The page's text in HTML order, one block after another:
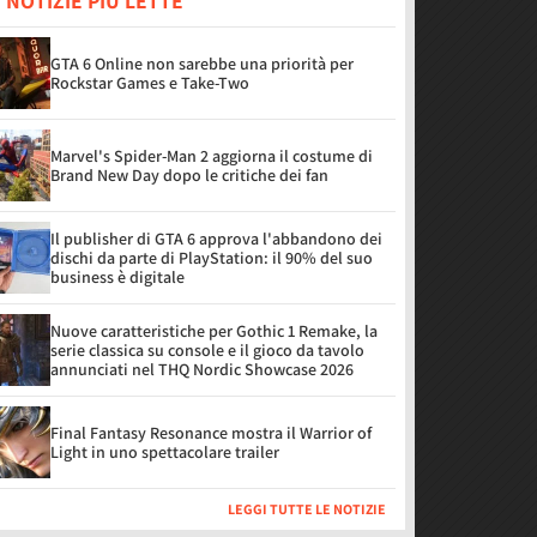
GTA 6 Online non sarebbe una priorità per
Rockstar Games e Take-Two
Marvel's Spider-Man 2 aggiorna il costume di
Brand New Day dopo le critiche dei fan
Il publisher di GTA 6 approva l'abbandono dei
dischi da parte di PlayStation: il 90% del suo
business è digitale
Nuove caratteristiche per Gothic 1 Remake, la
serie classica su console e il gioco da tavolo
annunciati nel THQ Nordic Showcase 2026
Final Fantasy Resonance mostra il Warrior of
Light in uno spettacolare trailer
LEGGI TUTTE LE NOTIZIE